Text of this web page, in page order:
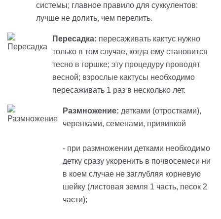
системы; главное правило для суккулентов:
лучше не долить, чем перелить.
Пересадка: пересаживать кактус нужно
только в том случае, когда ему становится
тесно в горшке; эту процедуру проводят
весной; взрослые кактусы необходимо
пересаживать 1 раз в несколько лет.
Размножение: детками (отростками),
черенками, семенами, прививкой
- при размножении детками необходимо
детку сразу укоренить в почвосемеси ни
в коем случае не заглубляя корневую
шейку (листовая земля 1 часть, песок 2
части);